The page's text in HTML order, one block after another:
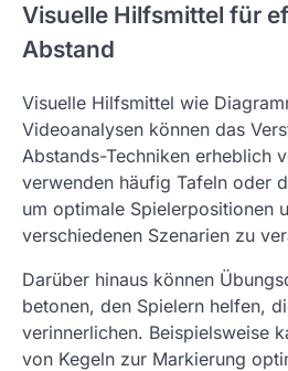
Visuelle Hilfsmittel für
Abstand
Visuelle Hilfsmittel wie
Videoanalysen können das
Abstands-Techniken erheblich
verwenden häufig Tafeln oder
um optimale Spielerpositionen
verschiedenen Szenarien zu
Darüber hinaus können
betonen, den Spielern helfen,
verinnerlichen. Beispielsweise
von Kegeln zur Markierung